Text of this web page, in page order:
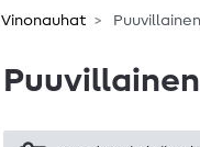
Vinonauhat